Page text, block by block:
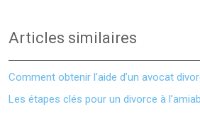
Articles similaires
Comment obtenir l’aide d’un avocat
Les étapes clés pour un divorce à